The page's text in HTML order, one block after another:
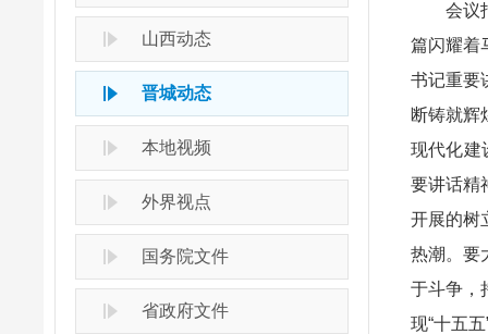
山西动态
晋城动态
本地视频
外界视点
国务院文件
省政府文件
会议指
篇闪耀着
书记重要
断铸就辉
现代化建
要讲话精
开展的树
热潮。要
于斗争，
现“十五